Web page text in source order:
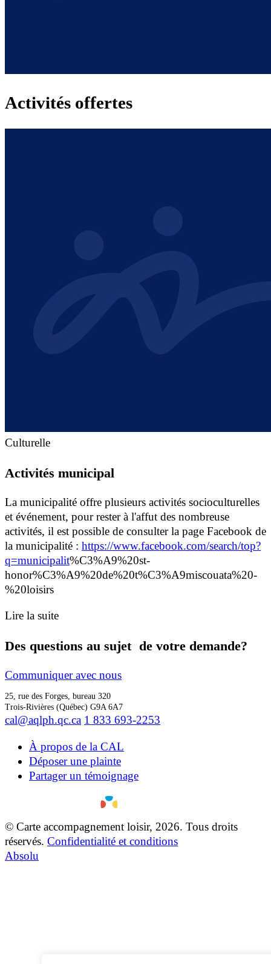
Activités offertes
Culturelle
Activités municipal
La municipalité offre plusieurs activités socioculturelles
et événement, pour rester à l'affut des nombreuse
activités, il est possible de consulter la page Facebook de
la municipalité : https://www.facebook.com/search/top?
q=municipalit%C3%A9%20st-
honor%C3%A9%20de%20t%C3%A9miscouata%20-
%20loisirs
Lire la suite
Des questions au sujet de votre demande?
Communiquer avec nous
25, rue des Forges, bureau 320
Trois-Rivières (Québec) G9A 6A7
cal@aqlph.qc.ca 1 833 693-2253
À propos de la CAL
Déposer une plainte
Partager un témoignage
© Carte accompagnement loisir, 2026. Tous droits
réservés. Confidentialité et conditions
Absolu